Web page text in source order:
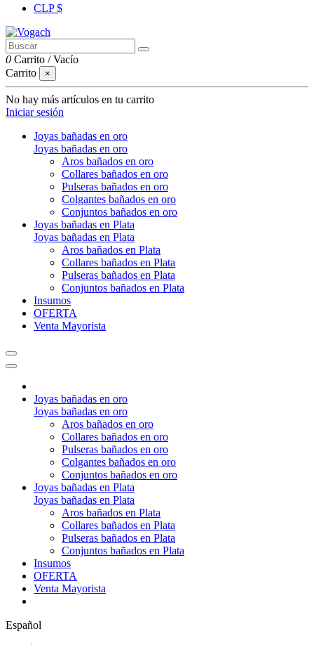
CLP $
0 Carrito /Vacío
Carrito
×
No hay más artículos en tu carrito
Iniciar sesión
Joyas bañadas en oro
Joyas bañadas en oro
Aros bañados en oro
Collares bañados en oro
Pulseras bañados en oro
Colgantes bañados en oro
Conjuntos bañados en oro
Joyas bañadas en Plata
Joyas bañadas en Plata
Aros bañados en Plata
Collares bañados en Plata
Pulseras bañados en Plata
Conjuntos bañados en Plata
Insumos
OFERTA
Venta Mayorista
Joyas bañadas en oro
Joyas bañadas en oro
Aros bañados en oro
Collares bañados en oro
Pulseras bañados en oro
Colgantes bañados en oro
Conjuntos bañados en oro
Joyas bañadas en Plata
Joyas bañadas en Plata
Aros bañados en Plata
Collares bañados en Plata
Pulseras bañados en Plata
Conjuntos bañados en Plata
Insumos
OFERTA
Venta Mayorista
Español